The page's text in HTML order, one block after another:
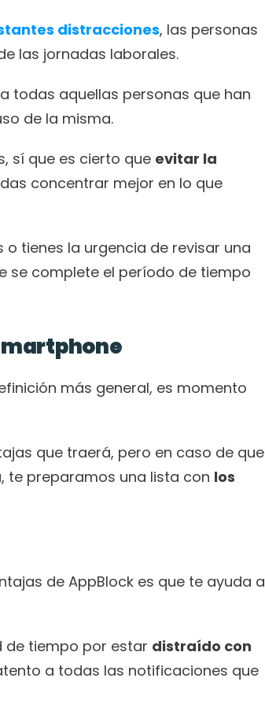
distracciones, las personas
las jornadas laborales.
todas aquellas personas que han
de la misma.
sí que es cierto que evitar la
concentrar mejor en lo que
tienes la urgencia de revisar una
se complete el período de tiempo
más general, es momento
que traerá, pero en caso de que
te preparamos una lista con los
de AppBlock es que te ayuda a
de tiempo por estar distraído con
a todas las notificaciones que